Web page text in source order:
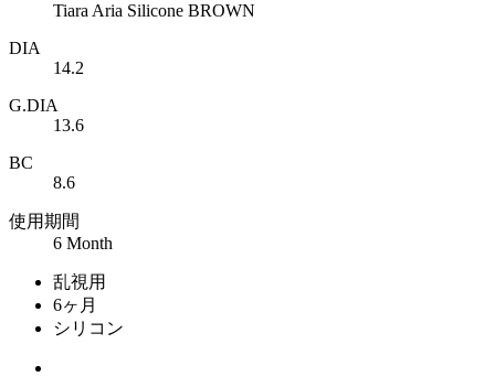
Tiara Aria Silicone BROWN
DIA
14.2
G.DIA
13.6
BC
8.6
使用期間
6 Month
乱視用
6ヶ月
シリコン